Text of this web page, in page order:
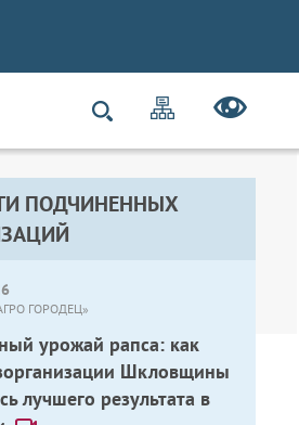
ПОДЧИНЕННЫХ
ГОРОДЕЦ»
урожай рапса: как
Шкловщины
лучшего результата в